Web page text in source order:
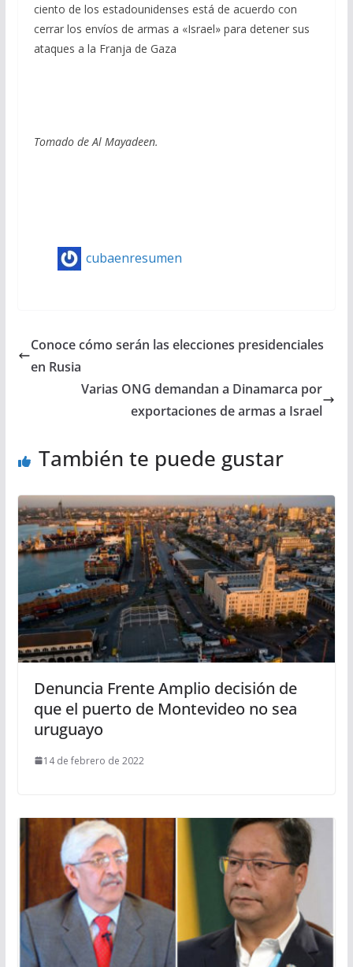
ciento de los estadounidenses está de acuerdo con
cerrar los envíos de armas a «Israel» para detener sus
ataques a la Franja de Gaza
Tomado de Al Mayadeen.
cubaenresumen
Conoce cómo serán las elecciones presidenciales
en Rusia
Varias ONG demandan a Dinamarca por
exportaciones de armas a Israel
También te puede gustar
Denuncia Frente Amplio decisión de
que el puerto de Montevideo no sea
uruguayo
14 de febrero de 2022